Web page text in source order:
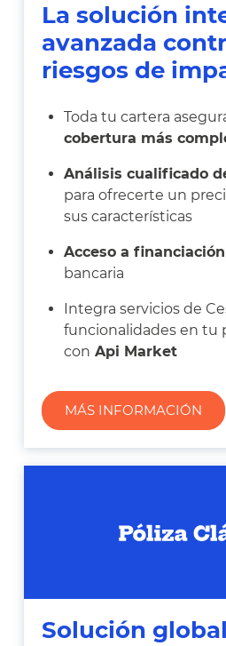
La solución
avanzada
riesgos de
Toda tu cartera
cobertura más
Análisis cualificado
para ofrecerte un
sus características
Acceso a financiación
bancaria
Integra servicios de
funcionalidades en tu
con Api Market
MÁS INFORMACIÓN
Solución